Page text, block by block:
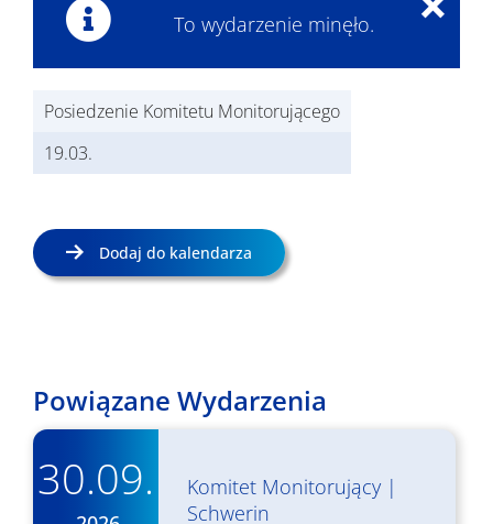
To wydarzenie minęło.
×
Posiedzenie Komitetu Monitorującego
19.03.
Dodaj do kalendarza
Powiązane Wydarzenia
30.09. Komitet Monitorujący|
Schwerin